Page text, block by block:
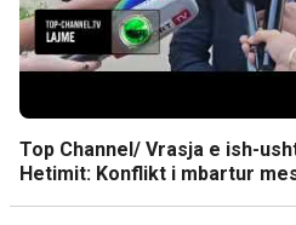
Top Channel/ Vrasja e ish-
Hetimit: Konflikt i mbartur